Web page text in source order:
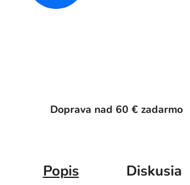
Doprava nad 60 € zadarmo
Popis Diskusia